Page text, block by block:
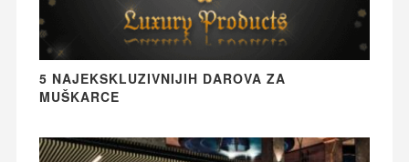
5 NAJEKSKLUZIVNIJIH DAROVA ZA
MUŠKARCE